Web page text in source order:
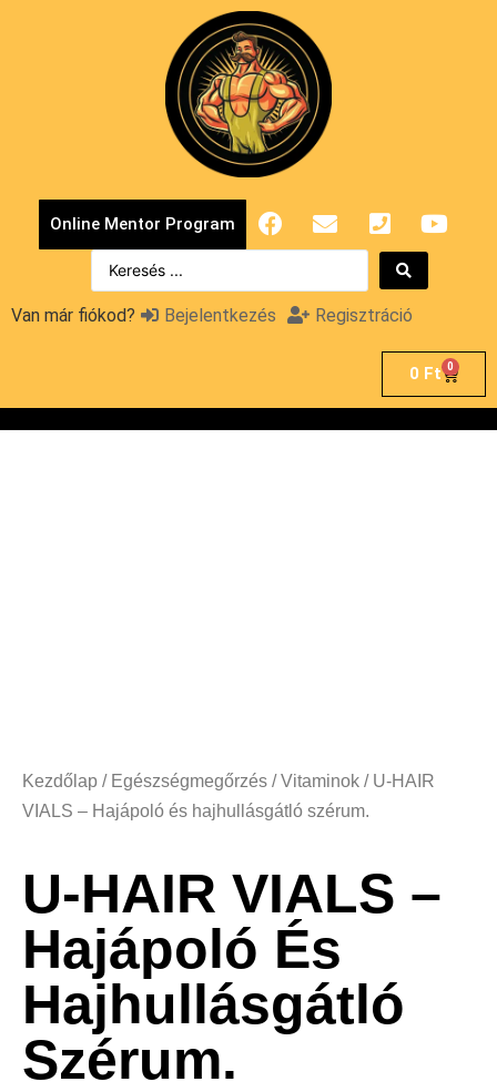
Online Mentor Program
Van már fiókod? Bejelentkezés Regisztráció
0 Ft 0
Kezdőlap / Egészségmegőrzés /Vitaminok / U-HAIR
VIALS – Hajápoló és hajhullásgátló szérum.
U-HAIR VIALS –
Hajápoló És
Hajhullásgátló
Szérum.